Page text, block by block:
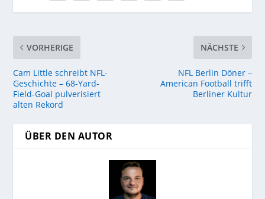
VORHERIGE
Cam Little schreibt NFL-
Geschichte – 68-Yard-
Field-Goal pulverisiert
alten Rekord
NÄCHSTE
NFL Berlin Döner –
American Football trifft
Berliner Kultur
ÜBER DEN AUTOR